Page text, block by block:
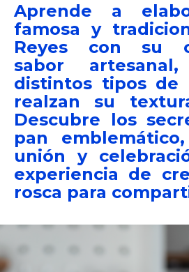
Aprende a
famosa y
Reyes con su
sabor artesanal,
distintos tipos de
realzan su
Descubre los
pan
unión y
experiencia de
rosca para